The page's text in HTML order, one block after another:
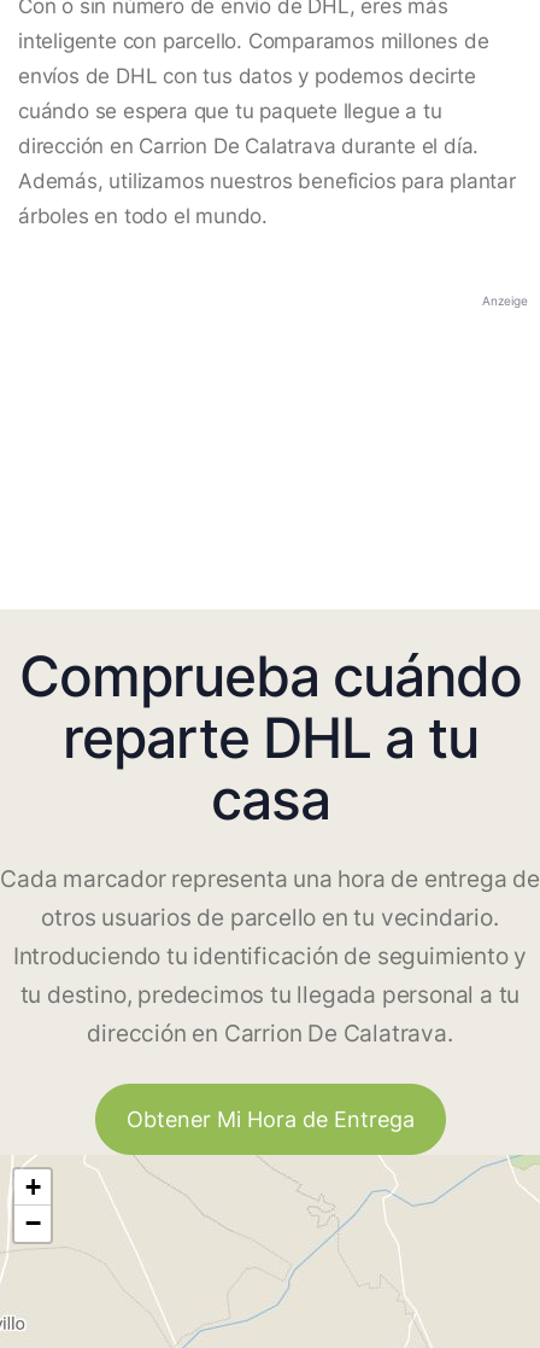
Con o sin número de envío de DHL, eres más
inteligente con parcello. Comparamos millones de
envíos de DHL con tus datos y podemos decirte
cuándo se espera que tu paquete llegue a tu
dirección en Carrion De Calatrava durante el día.
Además, utilizamos nuestros beneficios para plantar
árboles en todo el mundo.
Anzeige
Comprueba cuándo
reparte DHL a tu
casa
Cada marcador representa una hora de entrega de
otros usuarios de parcello en tu vecindario.
Introduciendo tu identificación de seguimiento y
tu destino, predecimos tu llegada personal a tu
dirección en Carrion De Calatrava.
Obtener Mi Hora de Entrega
+
−